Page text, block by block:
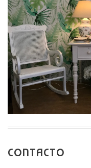
CONTACTO